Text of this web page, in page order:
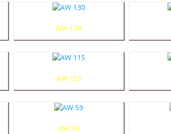
AW 130
AW 115
AW 59